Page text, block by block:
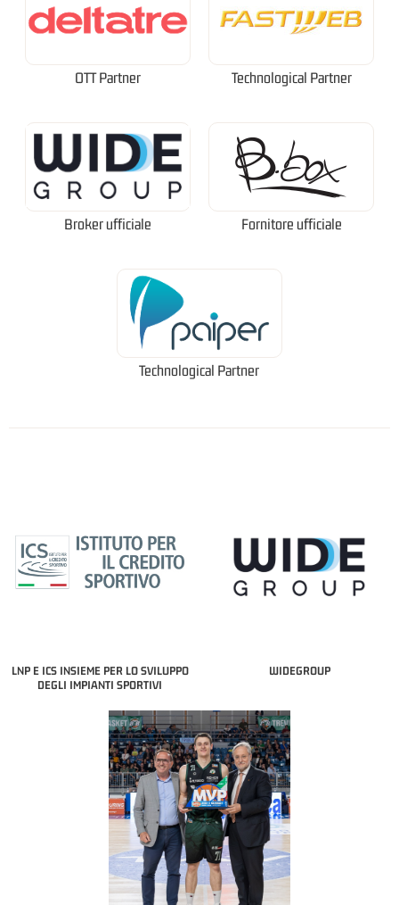
OTT Partner Technological Partner
Broker ufficiale Fornitore ufficiale
Technological Partner
LNP E ICS INSIEME PER LO SVILUPPO
DEGLI IMPIANTI SPORTIVI
WIDEGROUP